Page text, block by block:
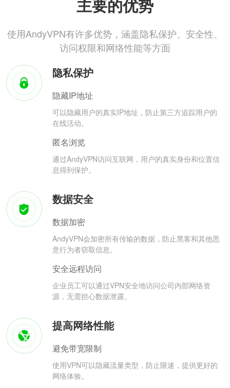
主要的优势
使用AndyVPN有许多优势，涵盖隐私保护、安全性、
访问权限和网络性能等方面
隐私保护
隐藏IP地址
可以隐藏用户的真实IP地址，防止第三方追踪用户的
在线活动。
匿名浏览
通过AndyVPN访问互联网，用户的真实身份和位置信
息得到保护。
数据安全
数据加密
AndyVPN会加密所有传输的数据，防止黑客和其他恶
意行为者窃取信息。
安全远程访问
企业员工可以通过VPN安全地访问公司内部网络资
源，无需担心数据泄露。
提高网络性能
避免带宽限制
使用VPN可以隐藏流量类型，防止限速，提供更好的
网络体验。